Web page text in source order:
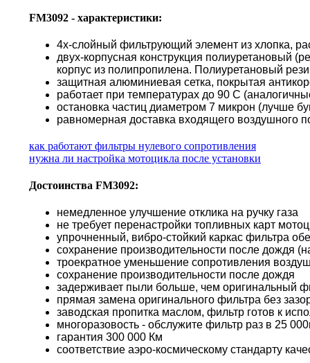
FM3092 - характеристики:
4х-слойный фильтрующий элемент из хлопка,
двух-корпусная конструкция полиуретановый
корпус из полипропилена. Полиуретановый
защитная алюминиевая сетка, покрытая
работает при температурах до 90 С
остановка частиц диаметром 7 микрон (лучше
равномерная доставка входящего воздушного
как работают фильтры нулевого сопротивления
нужна ли настройка мотоцикла после установки
Достоинства FM3092:
немедленное улучшение отклика на ручку газа
не требует перенастройки топливных карт
упрочненный, вибро-стойкий каркас фильтра
сохранение производительности после дождя
троекратное уменьшение сопротивления
сохранение производительности после дождя
задерживает пыли больше, чем оригинальный
прямая замена оригинального фильтра без
заводская пропитка маслом, фильтр готов к
многоразовость - обслужите фильтр раз в 25
гарантия 300 000 Км
соответствие аэро-космическому стандарту